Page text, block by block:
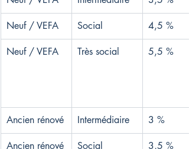
Neuf / VEFA Social 4,5 %
Neuf / VEFA Très social 5,5 %
Ancien rénové Intermédiaire 3 %
Ancien rénové Social 3,5 %